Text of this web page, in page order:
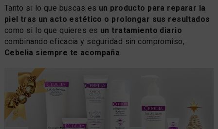
Tanto si lo que buscas es un producto para reparar la
piel tras un acto estético o prolongar sus resultados
como si lo que quieres es un tratamiento diario
combinando eficacia y seguridad sin compromiso,
Cebelia siempre te acompaña.